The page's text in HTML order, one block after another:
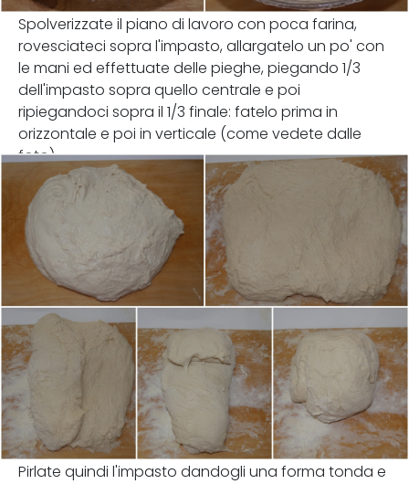
Spolverizzate il piano di lavoro con poca farina,
rovesciateci sopra l'impasto, allargatelo un po' con
le mani ed effettuate delle pieghe, piegando 1/3
dell'impasto sopra quello centrale e poi
ripiegandoci sopra il 1/3 finale: fatelo prima in
orizzontale e poi in verticale (come vedete dalle
foto).
Pirlate quindi l'impasto dandogli una forma tonda e